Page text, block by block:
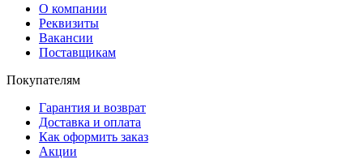
О компании
Реквизиты
Вакансии
Поставщикам
Покупателям
Гарантия и возврат
Доставка и оплата
Как оформить заказ
Акции